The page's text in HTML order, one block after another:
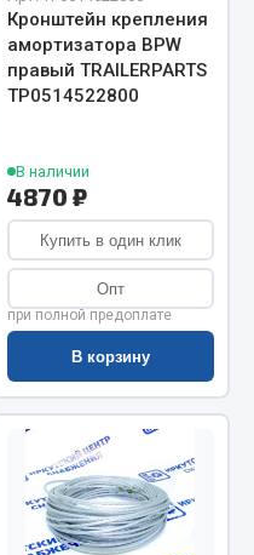
Кронштейн крепления
амортизатора BPW
правый TRAILERPARTS
ТР0514522800
В наличии
4870 ₽
Купить в один клик
Опт
при полной предоплате
В корзину